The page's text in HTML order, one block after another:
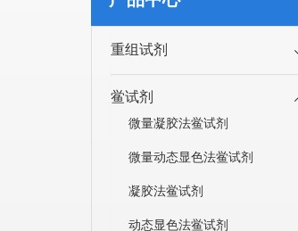
重组试剂
鲎试剂
微量凝胶法鲎试剂
微量动态显色法鲎试剂
凝胶法鲎试剂
动态显色法鲎试剂